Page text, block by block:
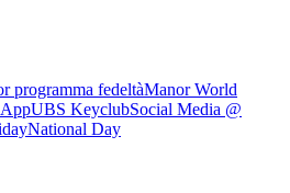
programma fedeltàManor World
UBS KeyclubSocial Media @
National Day